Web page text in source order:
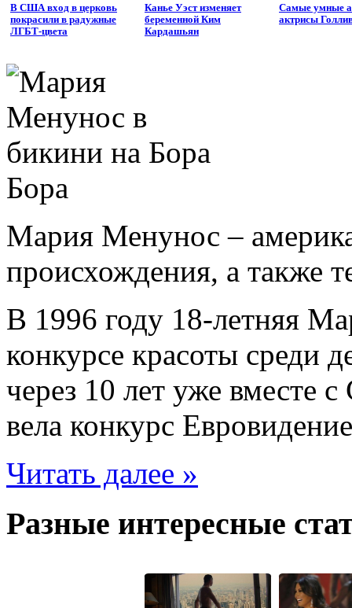
В США вход в церковь
покрасили в радужные
ЛГБТ-цвета
Канье Уэст изменяет
беременной Ким
Кардашьян
Самые умные
актрисы
Мария Менунос –
происхождения, а также
В 1996 году 18-летняя
конкурсе красоты среди
через 10 лет уже вместе
вела конкурс
Читать далее »
Разные интересные